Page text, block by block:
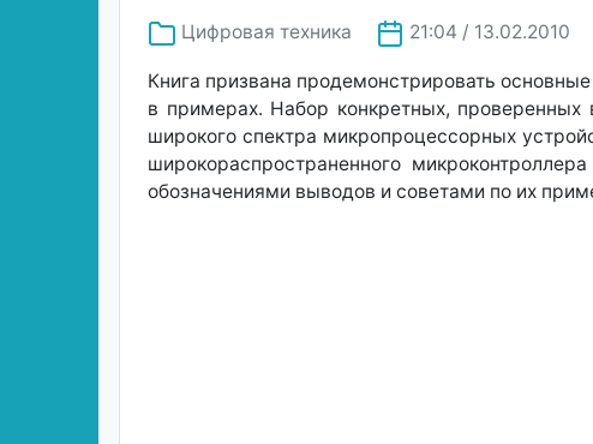
Цифровая техника 21:04 / 13.02.2010
Книга призвана продемонстрировать
в примерах. Набор конкретных,
широкого спектра микропроцессорных
широкораспространенного
обозначениями выводов и советами по их